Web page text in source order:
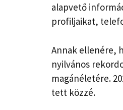
alapvető
profiljaikat,
Annak ellenére,
nyilvános
magánéletére.
tett közzé.